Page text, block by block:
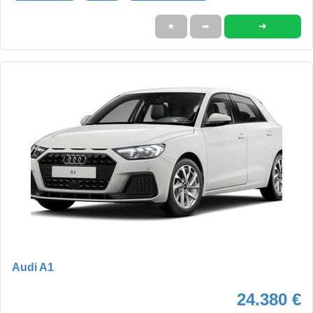
★ ➦ ➜
Audi A1
24.380 €